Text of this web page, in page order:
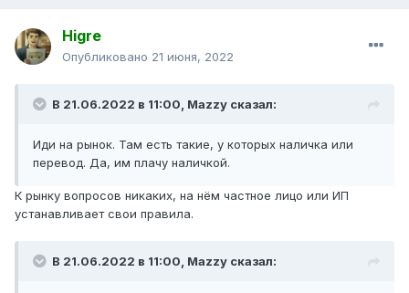
Higre
Опубликовано 21 июня, 2022
В 21.06.2022 в 11:00, Mazzy сказал:
Иди на рынок. Там есть такие, у которых наличка или
перевод. Да, им плачу наличкой.
К рынку вопросов никаких, на нём частное лицо или ИП
устанавливает свои правила.
В 21.06.2022 в 11:00, Mazzy сказал: